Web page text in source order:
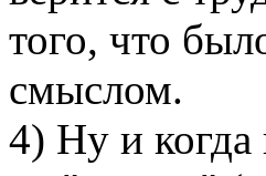
того, что
смыслом.
4) Ну и